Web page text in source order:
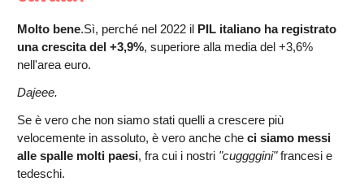
Molto bene.Sì, perché nel 2022 il PIL italiano ha registrato
una crescita del +3,9%, superiore alla media del +3,6%
nell'area euro.
Dajeee.
Se è vero che non siamo stati quelli a crescere più
velocemente in assoluto, è vero anche che ci siamo messi
alle spalle molti paesi, fra cui i nostri "cuggggini"francesi e
tedeschi.